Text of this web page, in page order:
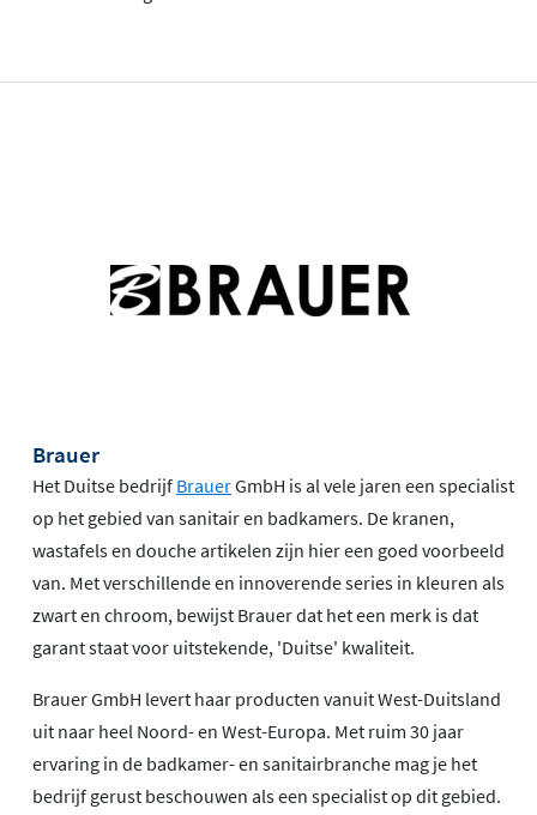
Brauer
Het Duitse bedrijf BrauerGmbH is al vele jaren een specialist
op het gebied van sanitair en badkamers. De kranen,
wastafels en douche artikelen zijn hier een goed voorbeeld
van. Met verschillende en innoverende series in kleuren als
zwart en chroom, bewijst Brauer dat het een merk is dat
garant staat voor uitstekende, 'Duitse' kwaliteit.
Brauer GmbH levert haar producten vanuit West-Duitsland
uit naar heel Noord- en West-Europa. Met ruim 30 jaar
ervaring in de badkamer- en sanitairbranche mag je het
bedrijf gerust beschouwen als een specialist op dit gebied.